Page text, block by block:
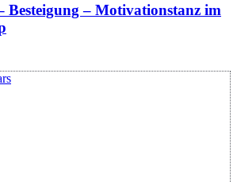
Besteigung – Motivationstanz im